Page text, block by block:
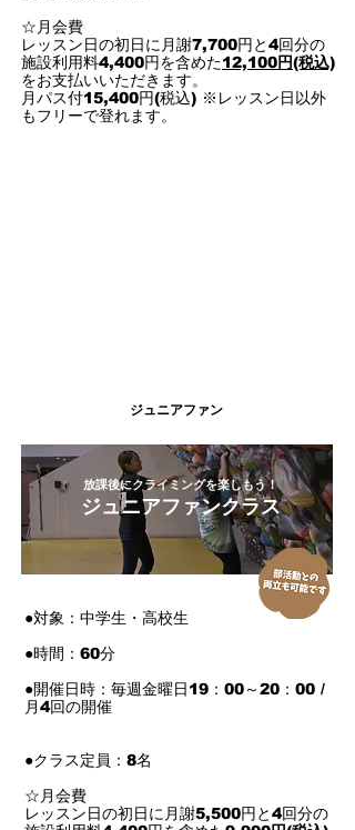
☆月会費
レッスン日の初日に月謝7,700円と4回分の
施設利用料4,400円を含めた12,100円(税込)
をお支払いいただきます。
月パス付15,400円(税込) ※レッスン日以外
もフリーで登れます。
​ジュニアファン
放課後にクライミングを楽しもう！
ジュニアファンクラス
●対象：中学生・高校生
●時間：60分
●開催日時：毎週金曜日19：00～20：00 /
月4回の開催
●クラス定員：8名
☆月会費
レッスン日の初日に月謝5,500円と4回分の